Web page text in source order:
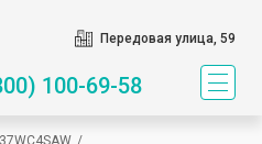
Передовая улица, 59
100-69-58
/